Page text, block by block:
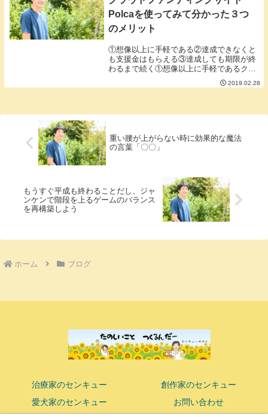
Polcaを使ってみて分かった３つ
のメリット
①想像以上に手軽である②達成できなくと
も支援金はもらえる③達成しても期限が終
わるまで続く①想像以上に手軽であるクレ
ジットカードとSNSのIDがあれば始めるこ
とが出来ます。（支援金受け取りの際には
2019.02.28
重い腰が上がらない時に効果的な魔法
の言葉「〇〇」
もうすぐ平成も終わることだし、ジャ
ンケンで階段を上るゲームのバランス
を再構築しよう
ホーム ブログ
治療家のセンキュー
創作家のセンキュー
愛犬家のセンキュー
お問い合わせ